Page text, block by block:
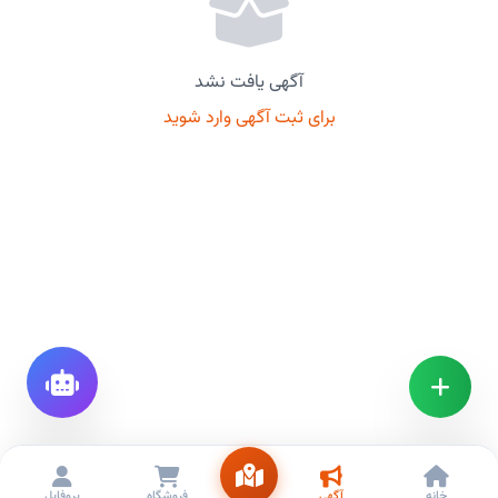
آگهی یافت نشد
برای ثبت آگهی وارد شوید